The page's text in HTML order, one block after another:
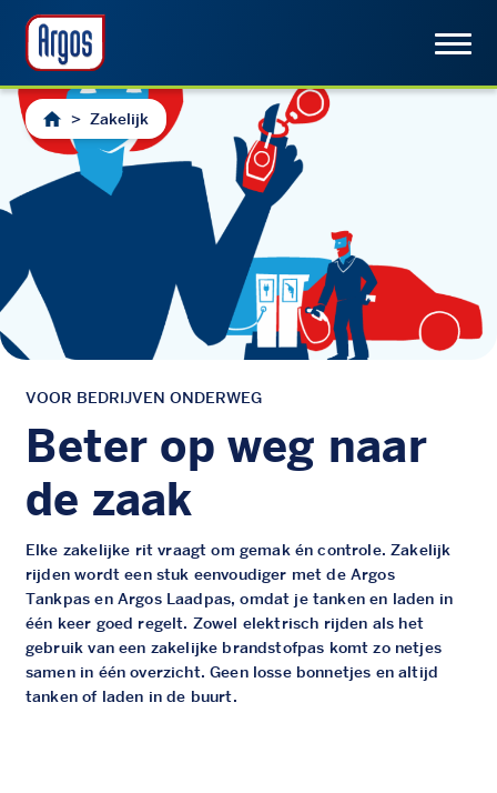
> Zakelijk
VOOR BEDRIJVEN ONDERWEG
Beter op weg naar
de zaak
Elke zakelijke rit vraagt om gemak én controle. Zakelijk
rijden wordt een stuk eenvoudiger met de Argos
Tankpas en Argos Laadpas, omdat je tanken en laden in
één keer goed regelt. Zowel elektrisch rijden als het
gebruik van een zakelijke brandstofpas komt zo netjes
samen in één overzicht. Geen losse bonnetjes en altijd
tanken of laden in de buurt.